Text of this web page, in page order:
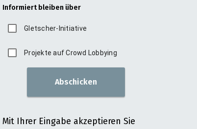
Informiert bleiben über
Gletscher-Initiative
Projekte auf Crowd Lobbying
Abschicken
Mit Ihrer Eingabe akzeptieren Sie